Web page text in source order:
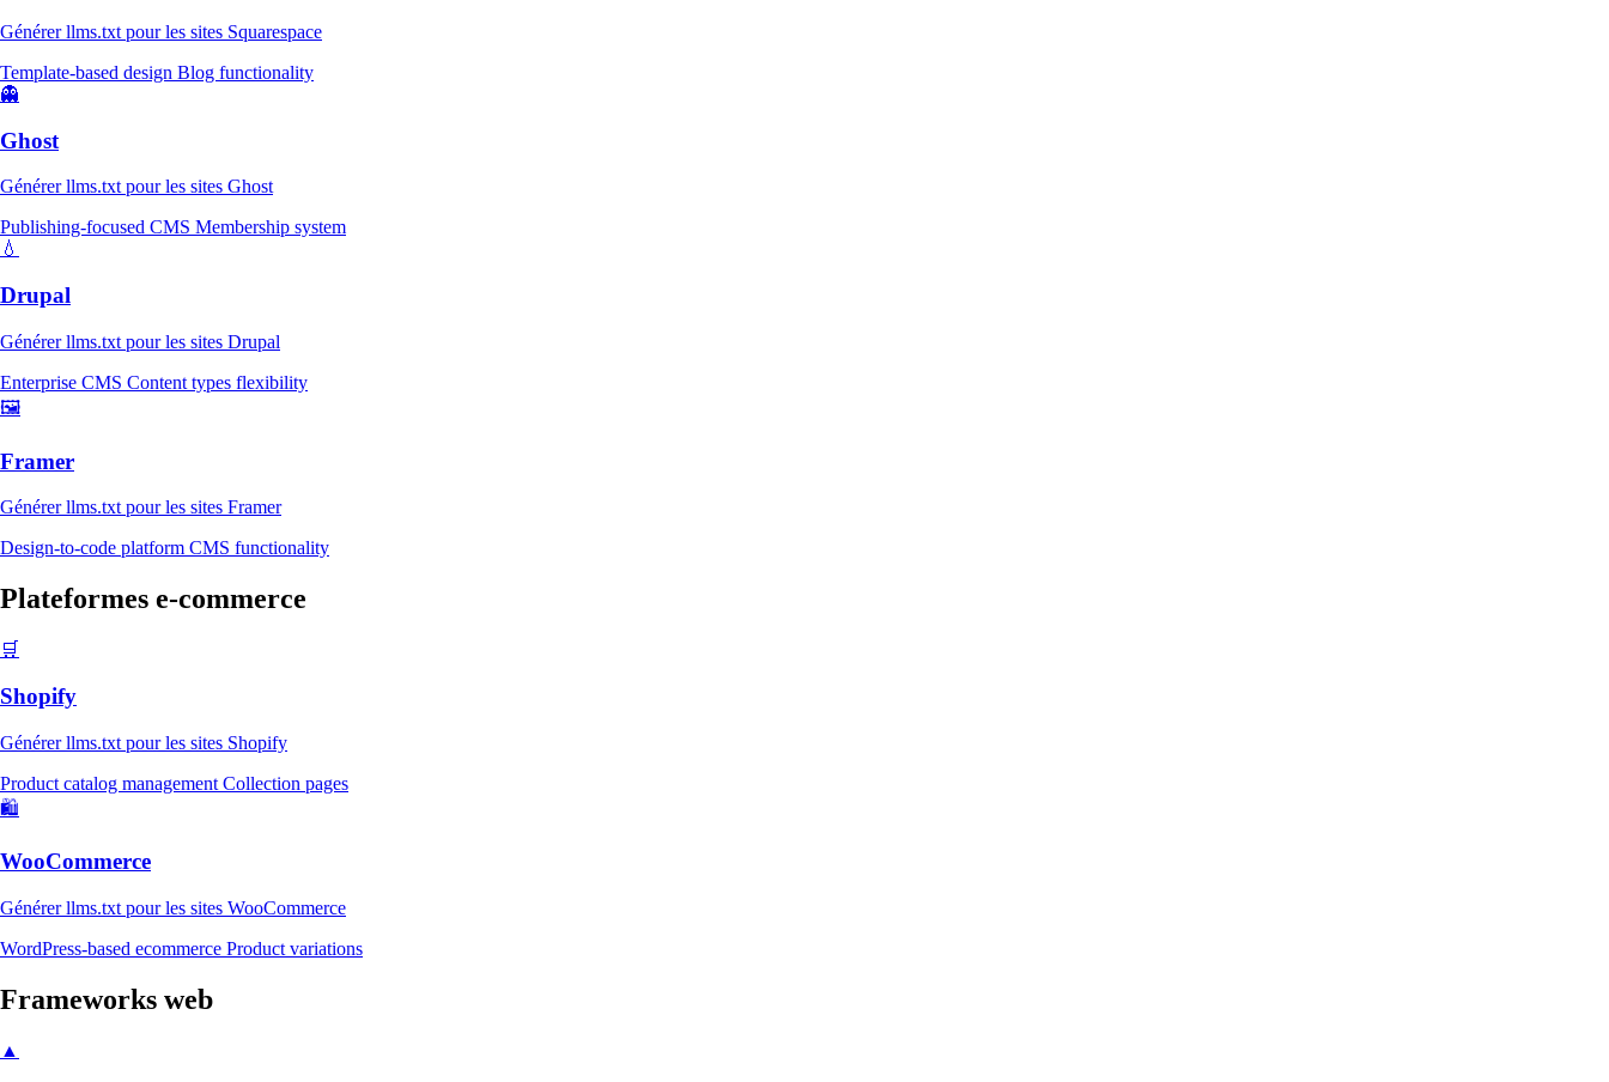
Générer llms.txt pour les sites Squarespace
Template-based design Blog functionality
👻
Ghost
Générer llms.txt pour les sites Ghost
Publishing-focused CMS Membership system
💧
Drupal
Générer llms.txt pour les sites Drupal
Enterprise CMS Content types flexibility
🖼️
Framer
Générer llms.txt pour les sites Framer
Design-to-code platform CMS functionality
Plateformes e-commerce
🛒
Shopify
Générer llms.txt pour les sites Shopify
Product catalog management Collection pages
🛍️
WooCommerce
Générer llms.txt pour les sites WooCommerce
WordPress-based ecommerce Product variations
Frameworks web
▲